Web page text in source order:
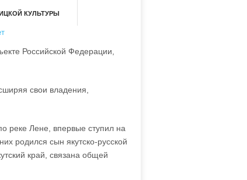
КУЛЬТУРЫ
Российской Федерации,
свои владения,
реке Лене, впервые ступил на
родился сын якутско-русской
край, связана общей